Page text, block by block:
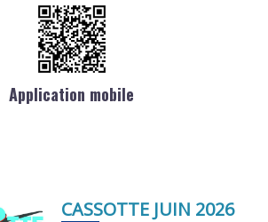
Application mobile
CASSOTTE JUIN 2026